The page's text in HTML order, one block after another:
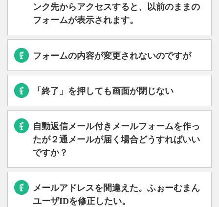
ンク先からアクセスすると、以前のままの
フォームが表示されます。
フォームの内容が変更されないのですが
「終了」を押しても画面が閉じない
自動返信メール付きメールフォームを作っ
たが２通メールが届く場合どうすればいい
ですか？
メールアドレスを間違えた。ふぉーむまん
ユーザIDを修正したい。